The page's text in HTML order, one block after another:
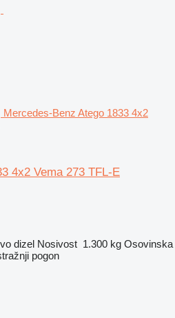
Mercedes-Benz Atego 1833 4x2
4x2 Vema 273 TFL-E
dizel Nosivost 1.300 kg Osovinska
pogon